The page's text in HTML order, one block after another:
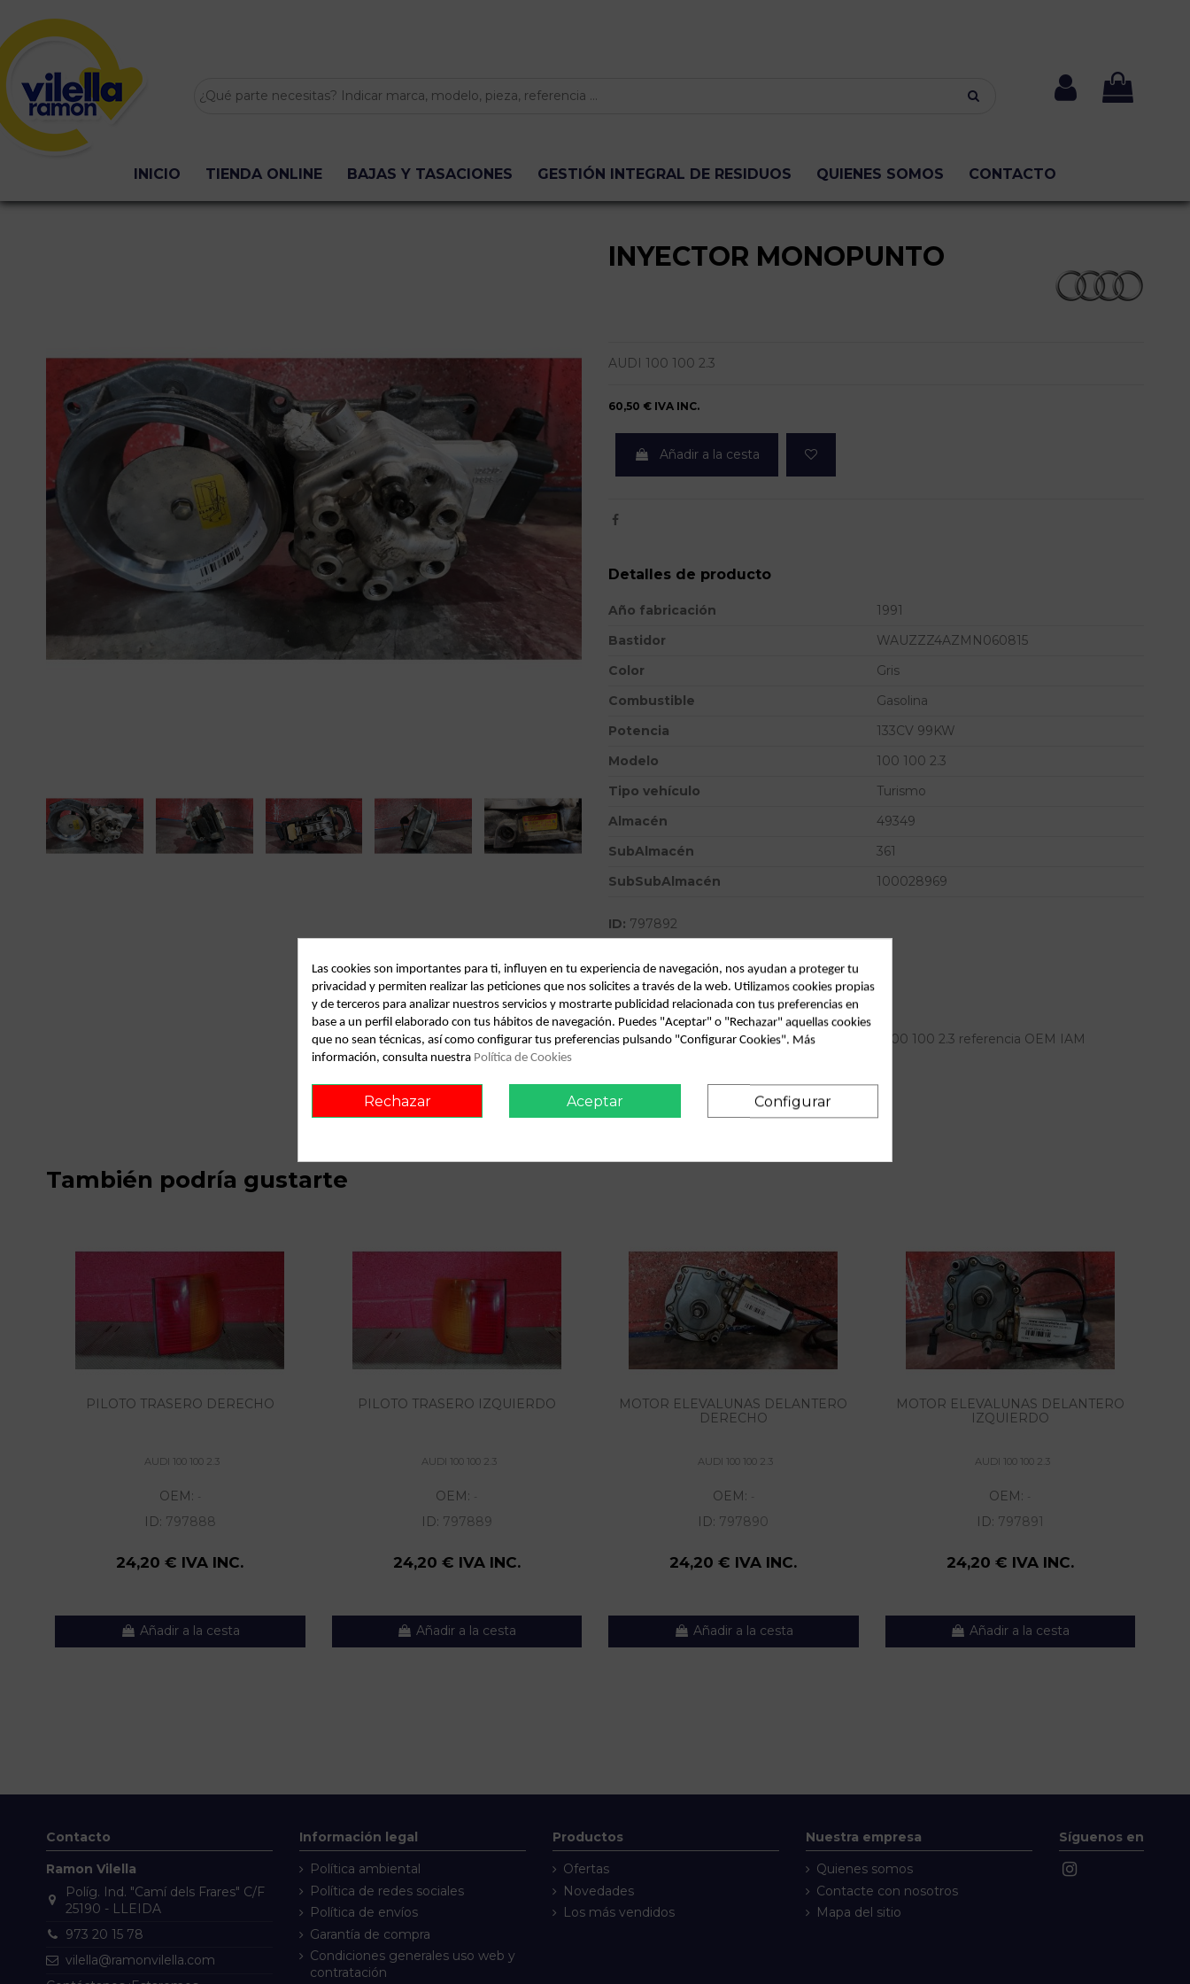
INICIO TIENDA ONLINE BAJAS Y TASACIONES GESTIÓN INTEGRAL DE RESIDUOS QUIENES SOMOS CONTACTO
INYECTOR MONOPUNTO
AUDI 100 100 2.3
60,50 € IVA INC.
Añadir a la cesta
Detalles de producto
Año fabricación
1991
Bastidor
WAUZZZ4AZMN060815
Color
Gris
Combustible
Gasolina
Potencia
133CV 99KW
Modelo
100 100 2.3
Tipo vehículo
Turismo
Almacén
49349
SubAlmacén
361
SubSubAlmacén
100028969
ID: 797892
Fecha disponible: 2022-04-04
Descripción
Recambio de inyector monopunto para audi 100 100 2.3 referencia OEM IAM
También podría gustarte
PILOTO TRASERO DERECHO
AUDI 100 100 2.3
OEM: -
ID: 797888
24,20 € IVA INC.
Añadir a la cesta
PILOTO TRASERO IZQUIERDO
AUDI 100 100 2.3
OEM: -
ID: 797889
24,20 € IVA INC.
Añadir a la cesta
MOTOR ELEVALUNAS DELANTERO
DERECHO
AUDI 100 100 2.3
OEM: -
ID: 797890
24,20 € IVA INC.
Añadir a la cesta
MOTOR ELEVALUNAS DELANTERO
IZQUIERDO
AUDI 100 100 2.3
OEM: -
ID: 797891
24,20 € IVA INC.
Añadir a la cesta
Contacto
Ramon Vilella
Políg. Ind. "Camí dels Frares" C/F
25190 - LLEIDA
973 20 15 78
vilella@ramonvilella.com
Información legal
Política ambiental
Política de redes sociales
Política de envíos
Garantía de compra
Condiciones generales uso web y
contratación
Productos
Ofertas
Novedades
Los más vendidos
Nuestra empresa
Quienes somos
Contacte con nosotros
Mapa del sitio
Síguenos en
Las cookies son importantes para ti, influyen en tu experiencia de navegación, nos ayudan a proteger tu
privacidad y permiten realizar las peticiones que nos solicites a través de la web. Utilizamos cookies propias
y de terceros para analizar nuestros servicios y mostrarte publicidad relacionada con tus preferencias en
base a un perfil elaborado con tus hábitos de navegación. Puedes "Aceptar" o "Rechazar" aquellas cookies
que no sean técnicas, así como configurar tus preferencias pulsando "Configurar Cookies". Más
información, consulta nuestra Política de Cookies
Rechazar Aceptar Configurar